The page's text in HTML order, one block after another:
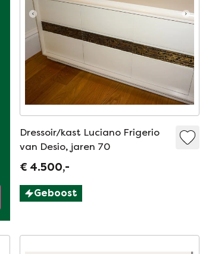
Dressoir/kast Luciano Frigerio
van Desio, jaren 70
€ 4.500,-
Geboost